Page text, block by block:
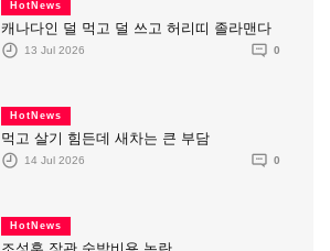
HotNews
캐나다인 덜 먹고 덜 쓰고 허리띠 졸라맨다
13 Jul 2026 0
HotNews
먹고 살기 힘든데 새차는 큰 부담
14 Jul 2026 0
HotNews